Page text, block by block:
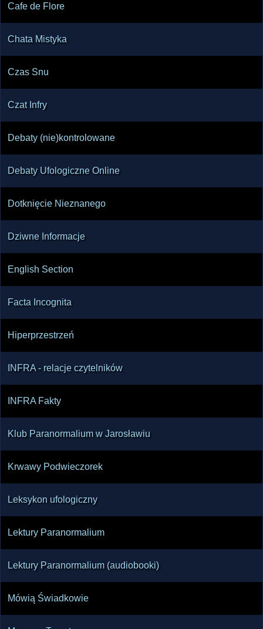
Cafe de Flore
Chata Mistyka
Czas Snu
Czat Infry
Debaty (nie)kontrolowane
Debaty Ufologiczne Online
Dotknięcie Nieznanego
Dziwne Informacje
English Section
Facta Incognita
Hiperprzestrzeń
INFRA - relacje czytelników
INFRA Fakty
Klub Paranormalium w Jarosławiu
Krwawy Podwieczorek
Leksykon ufologiczny
Lektury Paranormalium
Lektury Paranormalium (audiobooki)
Mówią Świadkowie